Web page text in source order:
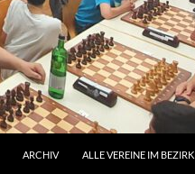
ARCHIV ALLE VEREINE IM BEZIRK